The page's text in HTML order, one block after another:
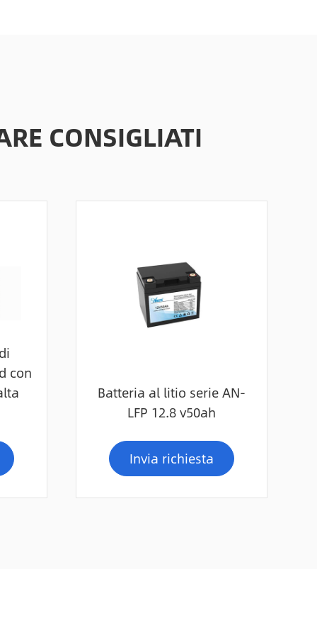
CONSIGLIATI
con
Batteria al litio serie AN-
LFP 12.8 v50ah
Invia richiesta